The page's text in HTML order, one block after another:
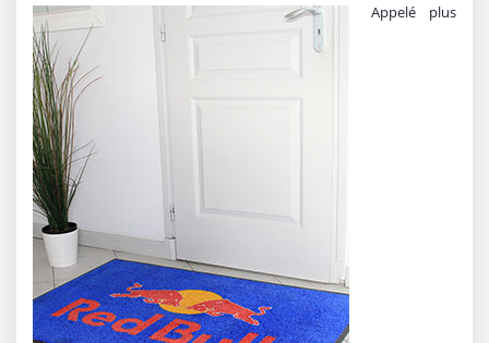
Appelé plus